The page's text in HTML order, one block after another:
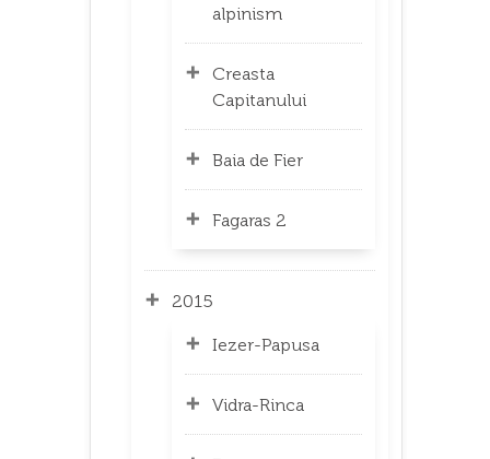
alpinism
Creasta
Capitanului
Baia de Fier
Fagaras 2
2015
Iezer-Papusa
Vidra-Rinca